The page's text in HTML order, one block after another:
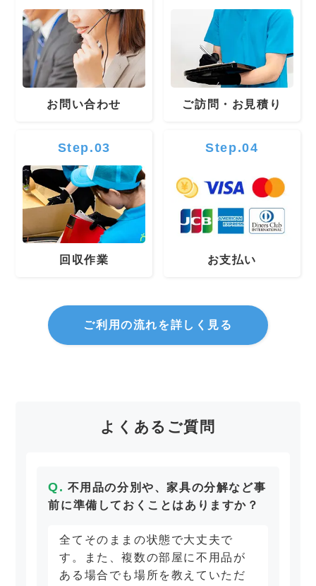
お問い合わせ ご訪問・お見積り
Step.03
回収作業
Step.04
お支払い
ご利用の流れを詳しく見る
よくあるご質問
不用品の分別や、家具の分解など事
前に準備しておくことはありますか？
全てそのままの状態で大丈夫で
す。また、複数の部屋に不用品が
ある場合でも場所を教えていただ